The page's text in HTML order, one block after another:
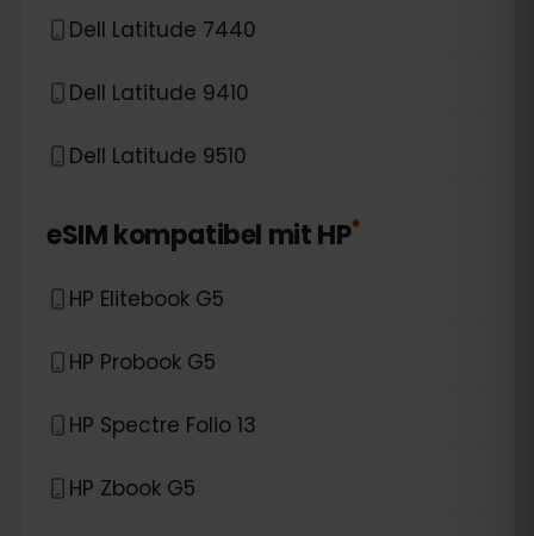
Dell Latitude 7440
Dell Latitude 9410
Dell Latitude 9510
eSIM kompatibel mitHP*
HP Elitebook G5
HP Probook G5
HP Spectre Folio 13
HP Zbook G5